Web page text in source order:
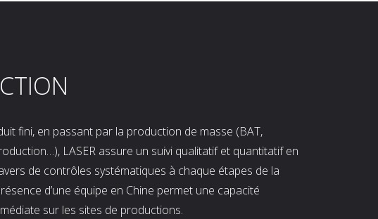
fini, en passant par la production de masse (BAT,
LASER assure un suivi qualitatif et quantitatif en
de contrôles systématiques à chaque étapes de la
d’une équipe en Chine permet une capacité
sur les sites de productions.